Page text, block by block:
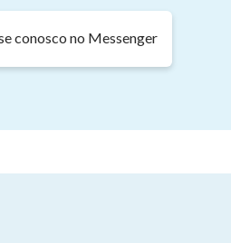
conosco no Messenger